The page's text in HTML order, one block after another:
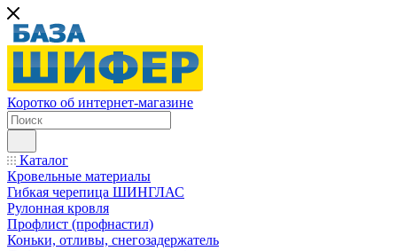
Коротко об интернет-магазине
Каталог
Кровельные материалы
Гибкая черепица ШИНГЛАС
Рулонная кровля
Профлист (профнастил)
Коньки, отливы, снегозадержатель